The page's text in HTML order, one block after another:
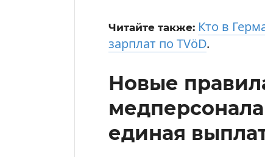
Читайте также: Кто в
зарплат по TVöD.
Новые
единая